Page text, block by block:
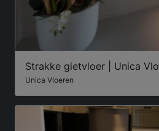
Strakke gietvloer | Unica
Unica Vloeren